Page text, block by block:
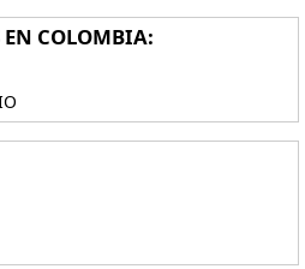
EN COLOMBIA: